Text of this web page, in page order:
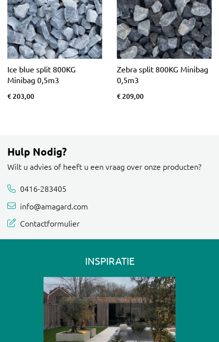
Ice blue split 800KG
Minibag 0,5m3
€ 203,00
Zebra split 800KG Minibag
0,5m3
€ 209,00
Hulp Nodig?
Wilt u advies of heeft u een vraag over onze producten?
0416-283405
info@amagard.com
Contactformulier
INSPIRATIE